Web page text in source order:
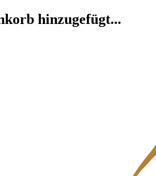
hinzugefügt...